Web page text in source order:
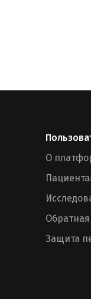
О
Обратная
Защита